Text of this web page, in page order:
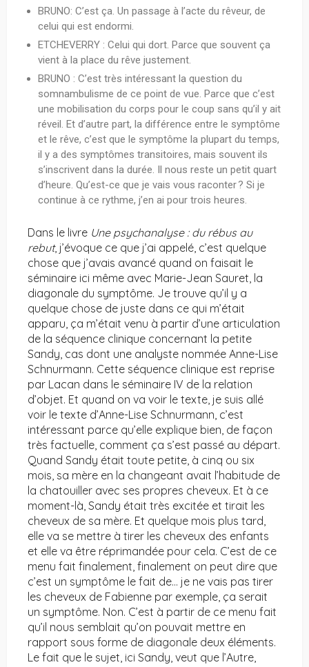
BRUNO: C’est ça. Un passage à l’acte du rêveur, de
celui qui est endormi.
ETCHEVERRY : Celui qui dort. Parce que souvent ça
vient à la place du rêve justement.
BRUNO : C’est très intéressant la question du
somnambulisme de ce point de vue. Parce que c’est
une mobilisation du corps pour le coup sans qu’il y ait
réveil. Et d’autre part, la différence entre le symptôme
et le rêve, c’est que le symptôme la plupart du temps,
il y a des symptômes transitoires, mais souvent ils
s’inscrivent dans la durée. Il nous reste un petit quart
d’heure. Qu’est-ce que je vais vous raconter ? Si je
continue à ce rythme, j’en ai pour trois heures.
Dans le livre Une psychanalyse : du rébus au
rebut, j’évoque ce que j’ai appelé, c’est quelque
chose que j’avais avancé quand on faisait le
séminaire ici même avec Marie-Jean Sauret, la
diagonale du symptôme. Je trouve qu’il y a
quelque chose de juste dans ce qui m’était
apparu, ça m’était venu à partir d’une articulation
de la séquence clinique concernant la petite
Sandy, cas dont une analyste nommée Anne-Lise
Schnurmann. Cette séquence clinique est reprise
par Lacan dans le séminaire IV de la relation
d’objet. Et quand on va voir le texte, je suis allé
voir le texte d’Anne-Lise Schnurmann, c’est
intéressant parce qu’elle explique bien, de façon
très factuelle, comment ça s’est passé au départ.
Quand Sandy était toute petite, à cinq ou six
mois, sa mère en la changeant avait l’habitude de
la chatouiller avec ses propres cheveux. Et à ce
moment-là, Sandy était très excitée et tirait les
cheveux de sa mère. Et quelque mois plus tard,
elle va se mettre à tirer les cheveux des enfants
et elle va être réprimandée pour cela. C’est de ce
menu fait finalement, finalement on peut dire que
c’est un symptôme le fait de… je ne vais pas tirer
les cheveux de Fabienne par exemple, ça serait
un symptôme. Non. C’est à partir de ce menu fait
qu’il nous semblait qu’on pouvait mettre en
rapport sous forme de diagonale deux éléments.
Le fait que le sujet, ici Sandy, veut que l’Autre,